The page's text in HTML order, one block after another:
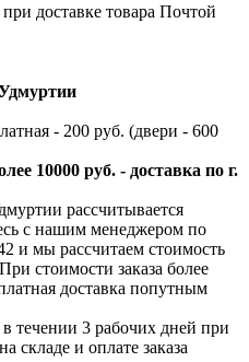
доставке товара Почтой
- 200 руб. (двери - 600
10000 руб. - доставка по г.
рассчитывается
с нашим менеджером по
и мы рассчитаем стоимость
стоимости заказа более
доставка попутным
в течении 3 рабочих дней при
складе и оплате заказа